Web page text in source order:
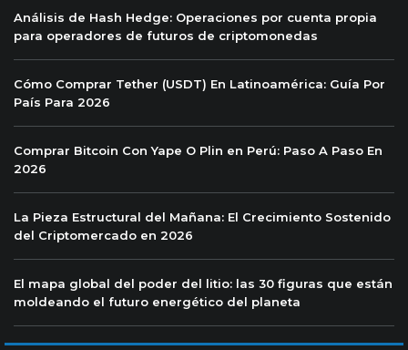
Análisis de Hash Hedge: Operaciones por cuenta propia
para operadores de futuros de criptomonedas
Cómo Comprar Tether (USDT) En Latinoamérica: Guía Por
País Para 2026
Comprar Bitcoin Con Yape O Plin en Perú: Paso A Paso En
2026
La Pieza Estructural del Mañana: El Crecimiento Sostenido
del Criptomercado en 2026
El mapa global del poder del litio: las 30 figuras que están
moldeando el futuro energético del planeta